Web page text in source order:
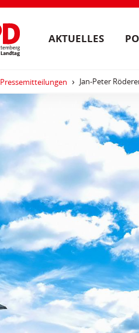
AKTUELLES
Pressemitteilungen Jan-Peter